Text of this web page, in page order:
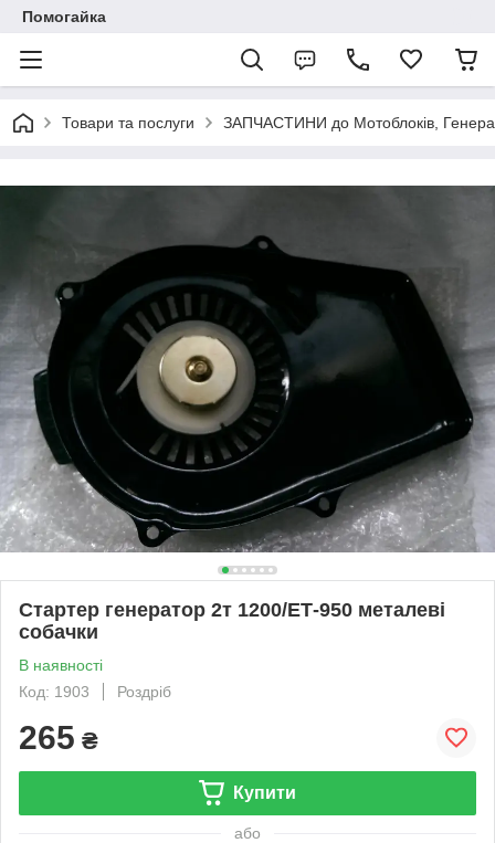
Помогайка
Товари та послуги ЗАПЧАСТИНИ до Мотоблоків,
Стартер генератор 2т 1200/ЕТ-950 металеві
собачки
В наявності
Код: 1903
Роздріб
265 ₴
Купити
або